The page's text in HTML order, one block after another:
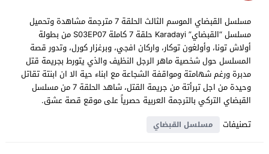
مسلسل القبضاي الموسم الثالث الحلقة 7 مترجمة مشاهدة وتحميل
مسلسل “القبضاي” Karadayi حلقة 7 كاملة S03EP07 من بطولة
أولاش تونا، وأولغون توكار، واركان افجي، وبرغزار كورل، وتدور قصة
المسلسل حول شخصية ماهر الرجل النظيف والذي يتورط بجريمة قتل
مدبرة ورغم شهامتة ومواقفة الشجاعة مع ابناء حية الا ان ابنتة تقاتل
وحيدة من اجل تبرأتة من جريمة القتل، شاهد الحلقة 7 من مسلسل
القبضاي التركي بالترجمة العربية حصرياً على موقع قصة عشق.
تصنيفات
مسلسل القبضاي